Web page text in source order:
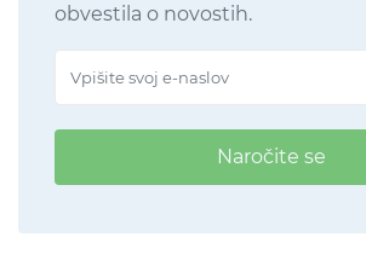
obvestila o novostih.
Naročite se